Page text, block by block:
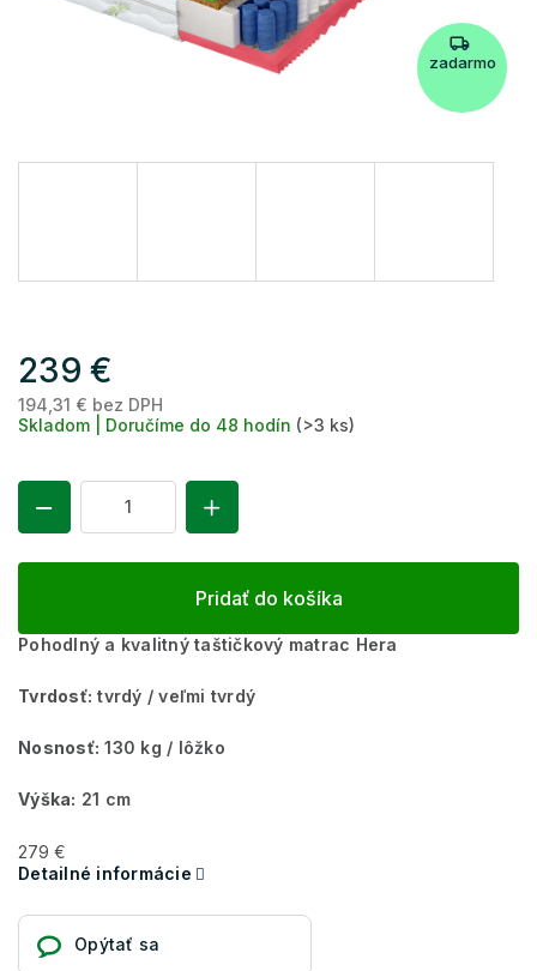
zadarmo
239 €
194,31 € bez DPH
Skladom | Doručíme do 48 hodín (>3 ks)
Pridať do košíka
Pohodlný a kvalitný taštičkový matrac Hera
Tvrdosť: tvrdý / veľmi tvrdý
Nosnosť: 130 kg / lôžko
Výška: 21 cm
279 €
Detailné informácie
Opýtať sa